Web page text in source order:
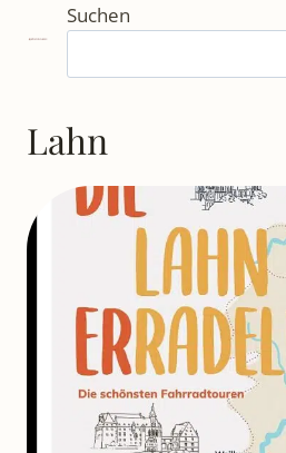
Inhalt
springen
Suchen
Lahn